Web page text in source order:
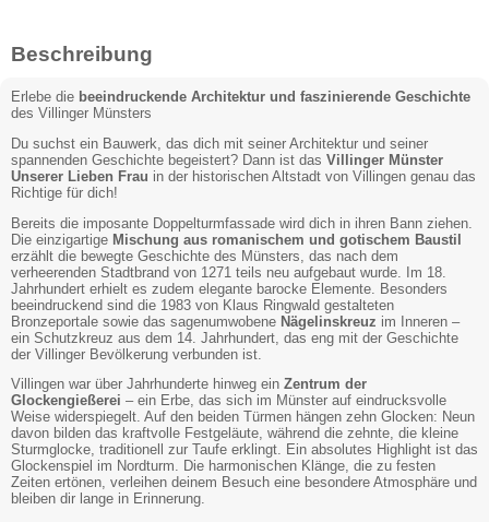
Beschreibung
Erlebe die beeindruckende Architektur und faszinierende Geschichte
des Villinger Münsters
Du suchst ein Bauwerk, das dich mit seiner Architektur und seiner
spannenden Geschichte begeistert? Dann ist das Villinger Münster
Unserer Lieben Frau in der historischen Altstadt von Villingen genau das
Richtige für dich!
Bereits die imposante Doppelturmfassade wird dich in ihren Bann ziehen.
Die einzigartige Mischung aus romanischem und gotischem Baustil
erzählt die bewegte Geschichte des Münsters, das nach dem
verheerenden Stadtbrand von 1271 teils neu aufgebaut wurde. Im 18.
Jahrhundert erhielt es zudem elegante barocke Elemente. Besonders
beeindruckend sind die 1983 von Klaus Ringwald gestalteten
Bronzeportale sowie das sagenumwobene Nägelinskreuz im Inneren –
ein Schutzkreuz aus dem 14. Jahrhundert, das eng mit der Geschichte
der Villinger Bevölkerung verbunden ist.
Villingen war über Jahrhunderte hinweg ein Zentrum der
Glockengießerei – ein Erbe, das sich im Münster auf eindrucksvolle
Weise widerspiegelt. Auf den beiden Türmen hängen zehn Glocken: Neun
davon bilden das kraftvolle Festgeläute, während die zehnte, die kleine
Sturmglocke, traditionell zur Taufe erklingt. Ein absolutes Highlight ist das
Glockenspiel im Nordturm. Die harmonischen Klänge, die zu festen
Zeiten ertönen, verleihen deinem Besuch eine besondere Atmosphäre und
bleiben dir lange in Erinnerung.